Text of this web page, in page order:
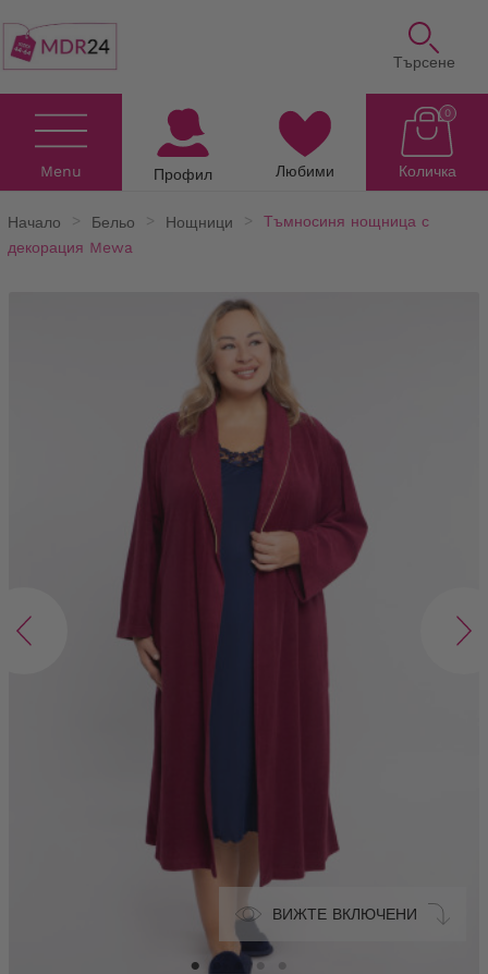
Търсене
Menu Профил Любими Количка
0
Начало Бельо Нощници
Тъмносиня нощница с
декорация Mewa
ВИЖТЕ ВКЛЮЧЕНИ